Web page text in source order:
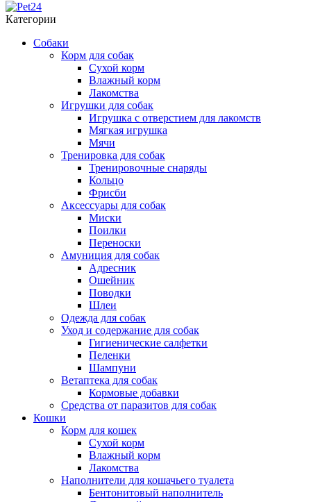
Категории
Собаки
Корм для собак
Сухой корм
Влажный корм
Лакомства
Игрушки для собак
Игрушка с отверстием для лакомств
Мягкая игрушка
Мячи
Тренировка для собак
Тренировочные снаряды
Кольцо
Фрисби
Аксессуары для собак
Миски
Поилки
Переноски
Амуниция для собак
Адресник
Ошейник
Поводки
Шлеи
Одежда для собак
Уход и содержание для собак
Гигиенические салфетки
Пеленки
Шампуни
Ветаптека для собак
Кормовые добавки
Средства от паразитов для собак
Кошки
Корм для кошек
Сухой корм
Влажный корм
Лакомства
Наполнители для кошачьего туалета
Бентонитовый наполнитель